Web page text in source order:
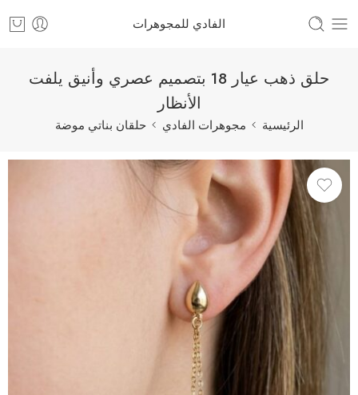
الفادي للمجوهرات
حلق ذهب عيار 18 بتصميم عصري وأنيق يلفت
الأنظار
الرئيسية مجوهرات الفادي حلقان بناتي موضة